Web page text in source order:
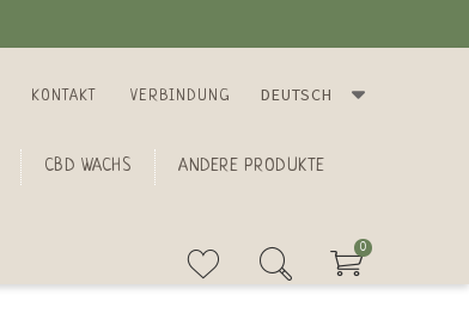
KONTAKT VERBINDUNG DEUTSCH
CBD WACHS ANDERE PRODUKTE
0